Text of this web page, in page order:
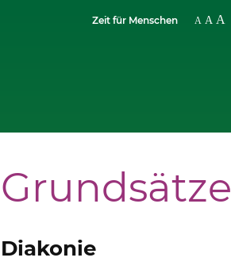
Zeit für Menschen
Grundsätze
Diakonie